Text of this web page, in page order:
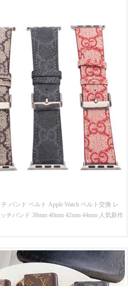
バンド ベルト Apple Watch ベルト交換 レ
バンド 38mm 40mm 42mm 44mm 人気新作